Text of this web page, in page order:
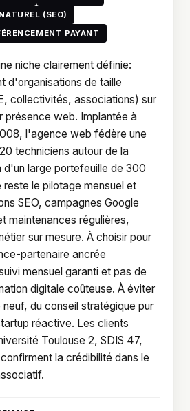
(SEO)
PAYANT
niche clairement définie:
d'organisations de taille
collectivités, associations) sur
présence web. Implantée à
l'agence web fédère une
techniciens autour de la
d'un large portefeuille de 300
le pilotage mensuel et
SEO, campagnes Google
maintenances régulières,
sur mesure. À choisir pour
partenaire ancrée
mensuel garanti et pas de
digitale coûteuse. À éviter
neuf, du conseil stratégique pur
réactive. Les clients
Toulouse 2, SDIS 47,
la crédibilité dans le